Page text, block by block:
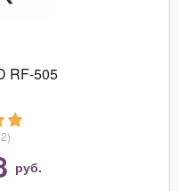
RF-505
руб.